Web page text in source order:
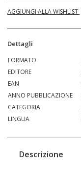
AGGIUNGI ALLA WISHLIST
Dettagli
FORMATO
EDITORE
EAN
ANNO PUBBLICAZIONE
CATEGORIA
LINGUA
Descrizione